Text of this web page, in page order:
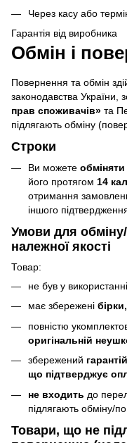
Через касу або
Гарантія від виробника
Обмін і
Повернення та обмін
законодавства України,
прав споживачів» та
підлягають обміну
Строки
Ви можете обміняти
його протягом 14
отримання
іншого
Умови для
належної якості
Товар:
не був у
має збережені
повністю
оригінальній
збережений
що підтверджує
не входить до
підлягають обміну/
Товари, що не